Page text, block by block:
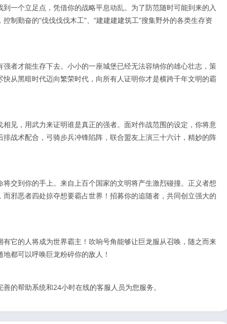
一个立足点，凭借你的战略平息动乱。为了防范随时可能到来的入
制勤奋的“伐伐伐伐木工”、“建建建建筑工”搜集野外的各类生存资
者才能生存下去。小小的一座城堡已经无法容纳你的雄心壮志，策
从黑暗时代迈向繁荣时代，向所有人证明你才是横跨千年文明的霸
见，用武力来证明谁是真正的强者。面对作战范围的设定，你将意
战术配合，弓骑步兵冲锋陷阵，联合盟友上演三十六计，精妙的阵
交到你的手上。来自上百个国家的文明将产生激烈碰撞。正义者想
邪恶者四处掠夺想要霸占世界！招募你的追随者，共同创立强大的
它的人将成为世界霸主！吹响号角能够让巨龙服从召唤，随之而来
都可以呼唤巨龙粉碎你的敌人！
的帮助系统和24小时在线的客服人员为您服务。